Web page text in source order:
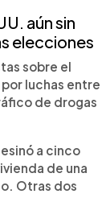
aún sin
elecciones
sobre el
luchas entre
de drogas
a cinco
de una
Otras dos